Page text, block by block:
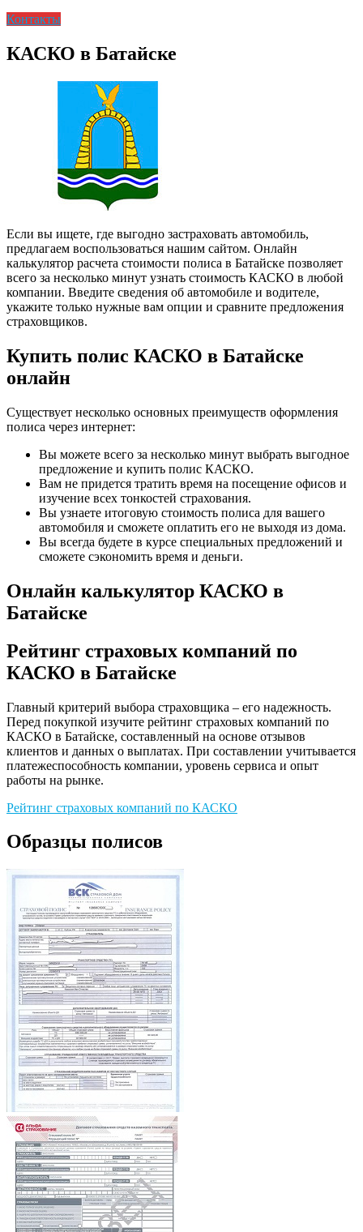
Контакты
КАСКО в Батайске
Если вы ищете, где выгодно застраховать автомобиль,
предлагаем воспользоваться нашим сайтом. Онлайн
калькулятор расчета стоимости полиса в Батайске позволяет
всего за несколько минут узнать стоимость КАСКО в любой
компании. Введите сведения об автомобиле и водителе,
укажите только нужные вам опции и сравните предложения
страховщиков.
Купить полис КАСКО в Батайске
онлайн
Существует несколько основных преимуществ оформления
полиса через интернет:
Вы можете всего за несколько минут выбрать выгодное
предложение и купить полис КАСКО.
Вам не придется тратить время на посещение офисов и
изучение всех тонкостей страхования.
Вы узнаете итоговую стоимость полиса для вашего
автомобиля и сможете оплатить его не выходя из дома.
Вы всегда будете в курсе специальных предложений и
сможете сэкономить время и деньги.
Онлайн калькулятор КАСКО в
Батайске
Рейтинг страховых компаний по
КАСКО в Батайске
Главный критерий выбора страховщика – его надежность.
Перед покупкой изучите рейтинг страховых компаний по
КАСКО в Батайске, составленный на основе отзывов
клиентов и данных о выплатах. При составлении учитывается
платежеспособность компании, уровень сервиса и опыт
работы на рынке.
Рейтинг страховых компаний по КАСКО
Образцы полисов